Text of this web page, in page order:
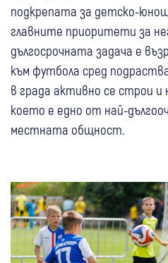
подкрепата за детско-
главните приоритети за
дългосрочната задача е
към футбола сред
в града активно се строи
което е едно от най-
местната общност.